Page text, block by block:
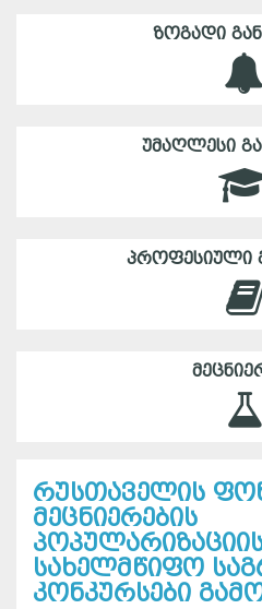
ᲖᲝᲒᲐᲓᲘ
ᲣᲛᲐᲦᲚᲔᲡᲘ
ᲞᲠᲝᲤᲔᲡᲘᲣᲚᲘ
რუსთაველის
მეცნიერების
სახელმწიფო
კონკურსები